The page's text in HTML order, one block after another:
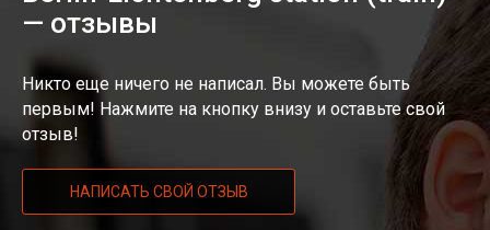
— отзывы
Никто еще ничего не написал. Вы можете быть
первым! Нажмите на кнопку внизу и оставьте свой
отзыв!
НАПИСАТЬ СВОЙ ОТЗЫВ